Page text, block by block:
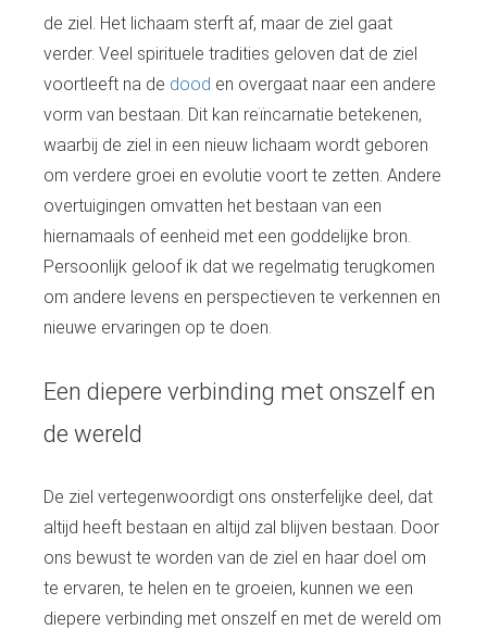
de ziel. Het lichaam sterft af, maar de ziel gaat
verder. Veel spirituele tradities geloven dat de ziel
voortleeft na de dood en overgaat naar een andere
vorm van bestaan. Dit kan reïncarnatie betekenen,
waarbij de ziel in een nieuw lichaam wordt geboren
om verdere groei en evolutie voort te zetten. Andere
overtuigingen omvatten het bestaan van een
hiernamaals of eenheid met een goddelijke bron.
Persoonlijk geloof ik dat we regelmatig terugkomen
om andere levens en perspectieven te verkennen en
nieuwe ervaringen op te doen.
Een diepere verbinding met onszelf en
de wereld
De ziel vertegenwoordigt ons onsterfelijke deel, dat
altijd heeft bestaan en altijd zal blijven bestaan. Door
ons bewust te worden van de ziel en haar doel om
te ervaren, te helen en te groeien, kunnen we een
diepere verbinding met onszelf en met de wereld om